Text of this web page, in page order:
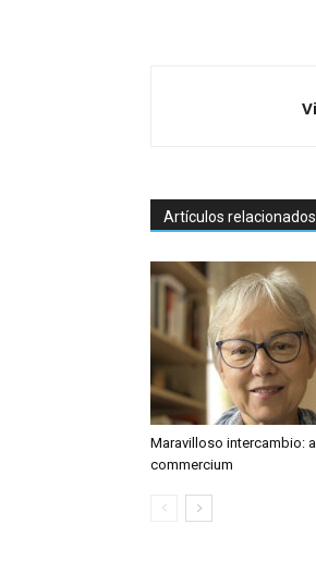
Artículos relacionados
Maravilloso intercambio:
commercium